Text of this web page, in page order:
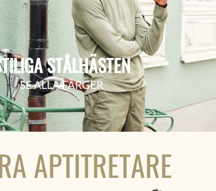
STÅLHÄSTEN
SE ALLA FÄRGER
APTITRETARE